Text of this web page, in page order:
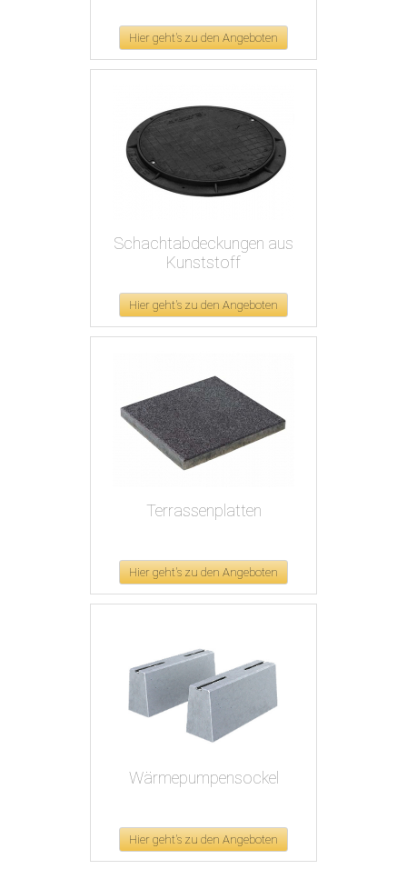
Hier geht's zu den Angeboten
Schachtabdeckungen aus
Kunststoff
Hier geht's zu den Angeboten
Terrassenplatten
Hier geht's zu den Angeboten
Wärmepumpensockel
Hier geht's zu den Angeboten